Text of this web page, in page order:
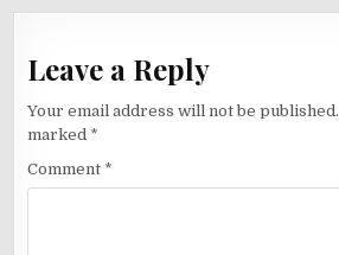
Leave a Reply
Your email address will not be published.
marked *
Comment *